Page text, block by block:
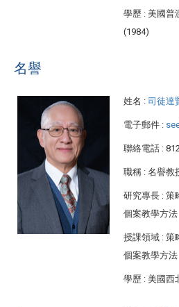
學歷 : 美國普
(1984)
名譽
姓名 : 司徒達
電子郵件 :
聯絡電話 :
職稱 : 名譽教
研究專長 : 策
個案教學方法
授課領域 : 策
個案教學方法
學歷 : 美國西